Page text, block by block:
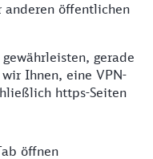
anderen öffentlichen
gerade
Ihnen, eine VPN-
https-Seiten
öffnen